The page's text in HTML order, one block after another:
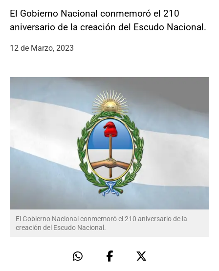
El Gobierno Nacional conmemoró el 210
aniversario de la creación del Escudo Nacional.
12 de Marzo, 2023
El Gobierno Nacional conmemoró el 210 aniversario de la
creación del Escudo Nacional.